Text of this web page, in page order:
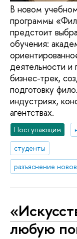
В новом
программы
предстоит
обучения:
деятельности и
бизнес-трек,
подготовку
индустриях,
агентствах.
Поступающим
студенты
разъяснение
любую